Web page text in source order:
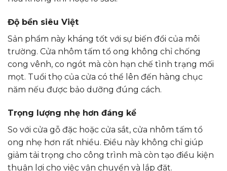
Độ bền siêu Việt
Sản phẩm này kháng tốt với sự biến đổi của môi
trường. Cửa nhôm tấm tổ ong không chỉ chống
cong vênh, co ngót mà còn hạn chế tình trạng mối
mọt. Tuổi thọ của cửa có thể lên đến hàng chục
năm nếu được bảo dưỡng đúng cách.
Trọng lượng nhẹ hơn đáng kể
So với cửa gỗ đặc hoặc cửa sắt, cửa nhôm tấm tổ
ong nhẹ hơn rất nhiều. Điều này không chỉ giúp
giảm tải trọng cho công trình mà còn tạo điều kiện
thuận lợi cho việc vận chuyển và lắp đặt.